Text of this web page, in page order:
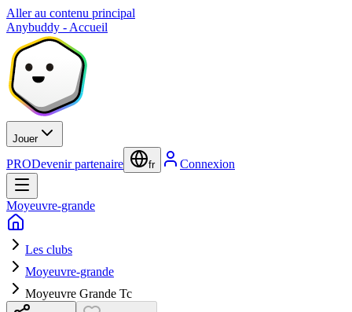
Aller au contenu principal
Anybuddy - Accueil
Jouer
PRODevenir partenaire fr Connexion
Moyeuvre-grande
Les clubs
Moyeuvre-grande
Moyeuvre Grande Tc